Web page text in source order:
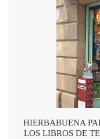
HIERBABUENA
LOS LIBROS DE